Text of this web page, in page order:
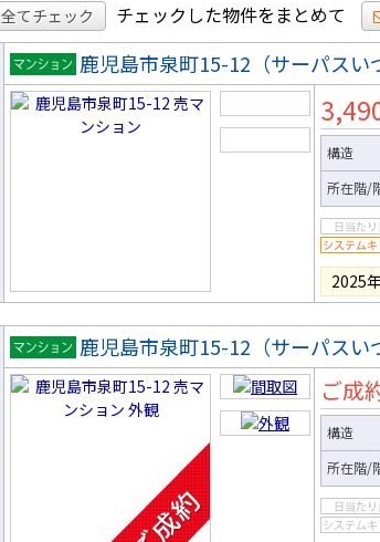
全てチェック チェックした物件をまとめて
売マンシ
ョン
鹿児島市泉町15-12（サーパスい
構造
所在階/
2025
売マンシ
ョン
鹿児島市泉町15-12（サーパスい
ご成
構造
所在階/